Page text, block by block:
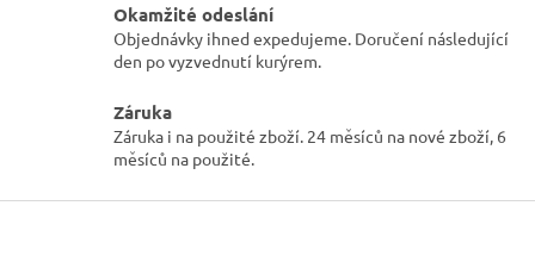
ý
p
i
Okamžité odeslání
Objednávky ihned expedujeme. Doručení následující
den po vyzvednutí kurýrem.
Záruka
Záruka i na použité zboží. 24 měsíců na nové zboží, 6
měsíců na použité.
Z